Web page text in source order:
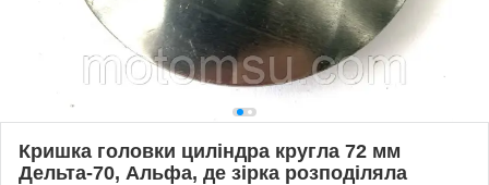
Кришка головки циліндра кругла 72 мм
Дельта-70, Альфа, де зірка розподіляла